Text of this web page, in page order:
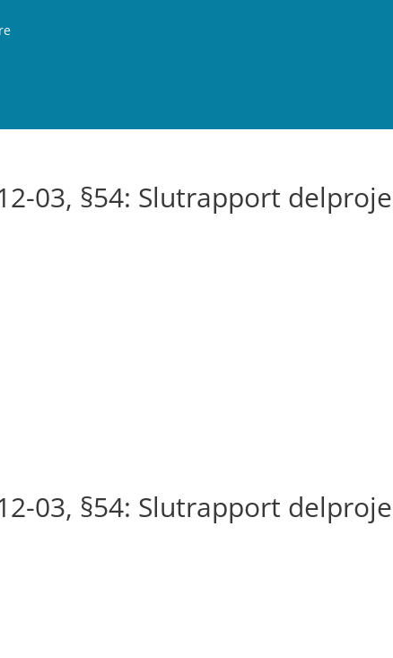
03, §54: Slutrapport
03, §54: Slutrapport